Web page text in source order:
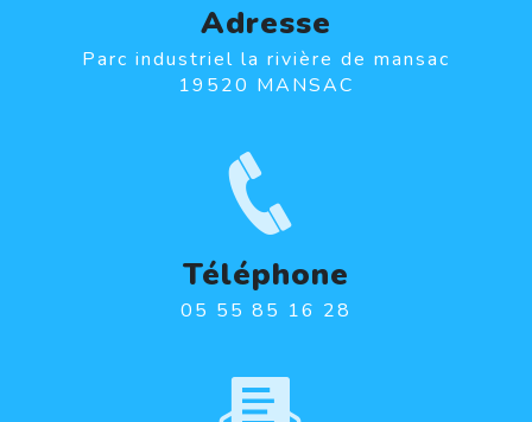
Adresse
Parc industriel la rivière de mansac
19520 MANSAC
Téléphone
05 55 85 16 28